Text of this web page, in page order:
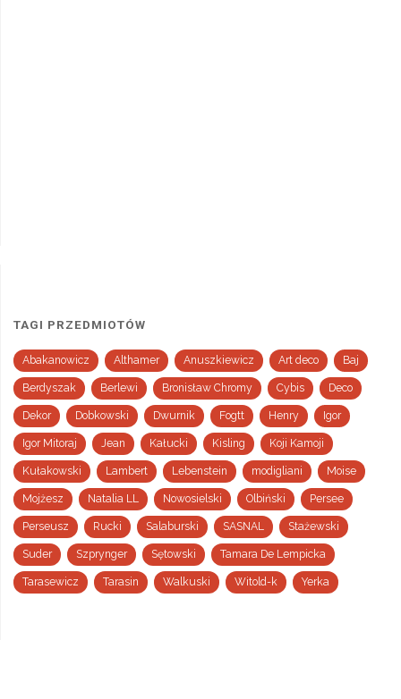
TAGI PRZEDMIOTÓW
Abakanowicz Althamer Anuszkiewicz Art deco Baj
Berdyszak Berlewi Bronisław Chromy Cybis Deco
Dekor Dobkowski Dwurnik Fogtt Henry Igor
Igor Mitoraj Jean Kałucki Kisling Koji Kamoji
Kułakowski Lambert Lebenstein modigliani Moise
Mojżesz Natalia LL Nowosielski Olbiński Persee
Perseusz Rucki Salaburski SASNAL Stażewski
Suder Szprynger Sętowski Tamara De Lempicka
Tarasewicz Tarasin Walkuski Witold-k Yerka